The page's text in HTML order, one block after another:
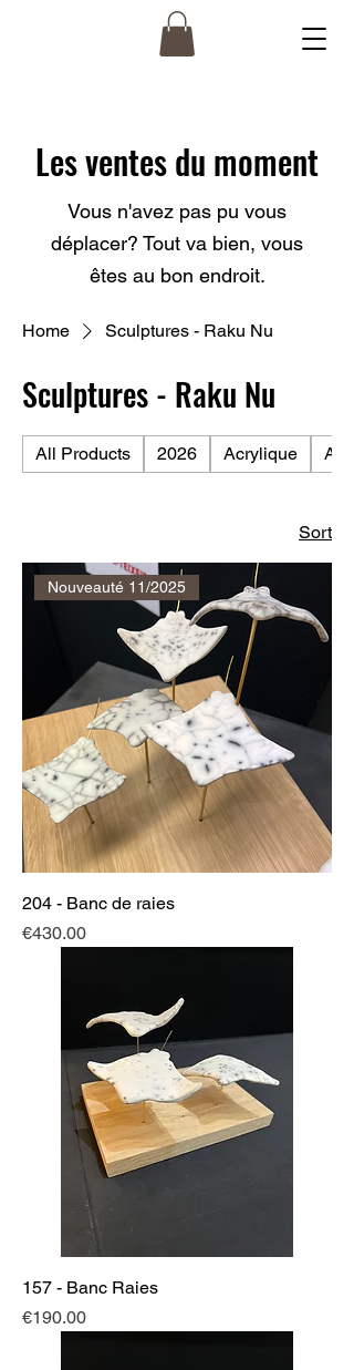
Les ventes du moment
Vous n'avez pas pu vous
déplacer? Tout va bien, vous
êtes au bon endroit.
Home Sculptures - Raku Nu
Sculptures - Raku Nu
All Products 2026 Acrylique
Sort
Nouveauté 11/2025
204 - Banc de raies
Price
€430.00
157 - Banc Raies
Price
€190.00